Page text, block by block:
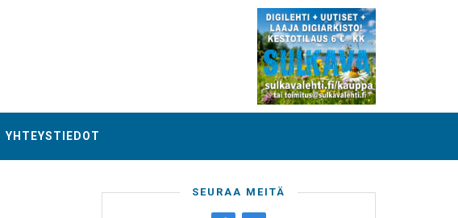
YHTEYSTIEDOT
SEURAA MEITÄ